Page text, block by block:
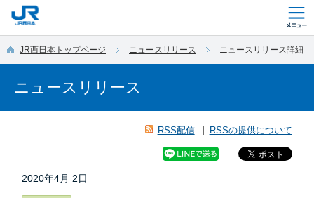
JR西日本トップページ ニュースリリース ニュースリリース詳細
ニュースリリース
RSS配信 RSSの提供について
2020年4月 2日